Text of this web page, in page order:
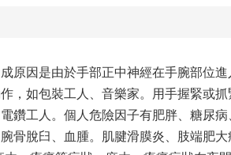
原因是由於手部正中神經在手腕部位
，如包裝工人、音樂家。用手握緊或
鑽工人。個人危險因子有肥胖、糖尿
骨脫臼、血腫。肌腱滑膜炎、肢端肥